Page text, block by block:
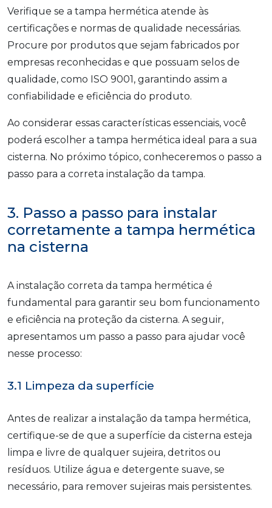
Verifique se a tampa hermética atende às
certificações e normas de qualidade necessárias.
Procure por produtos que sejam fabricados por
empresas reconhecidas e que possuam selos de
qualidade, como ISO 9001, garantindo assim a
confiabilidade e eficiência do produto.
Ao considerar essas características essenciais, você
poderá escolher a tampa hermética ideal para a sua
cisterna. No próximo tópico, conheceremos o passo a
passo para a correta instalação da tampa.
3. Passo a passo para instalar
corretamente a tampa hermética
na cisterna
A instalação correta da tampa hermética é
fundamental para garantir seu bom funcionamento
e eficiência na proteção da cisterna. A seguir,
apresentamos um passo a passo para ajudar você
nesse processo:
3.1 Limpeza da superfície
Antes de realizar a instalação da tampa hermética,
certifique-se de que a superfície da cisterna esteja
limpa e livre de qualquer sujeira, detritos ou
resíduos. Utilize água e detergente suave, se
necessário, para remover sujeiras mais persistentes.